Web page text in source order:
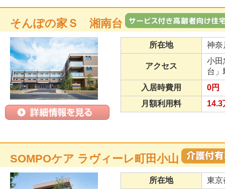
そんぽの家Ｓ 湘南台
所在地 神奈
アクセス
小田
台
入居時費用
0円
月額利用料
14.3
SOMPOケア ラヴィーレ町田小山
所在地 東京